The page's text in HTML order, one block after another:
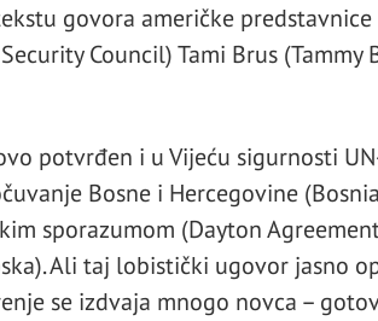
govora američke predstavnice
Council) Tami Brus (Tammy
potvrđen i u Vijeću sigurnosti
Bosne i Hercegovine
sporazumom (Dayton
Ali taj lobistički ugovor jasno
se izdvaja mnogo novca –